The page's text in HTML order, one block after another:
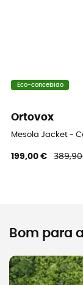
Eco-concebido
Ortovox
Mesola Jacket -
199,00 €
Bom para